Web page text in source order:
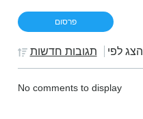
הצג לפי תגובות חדשות
No comments to display